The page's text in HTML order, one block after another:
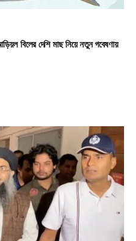
বিলের দেশি মাছ নিয়ে নতুন গবেষণায়